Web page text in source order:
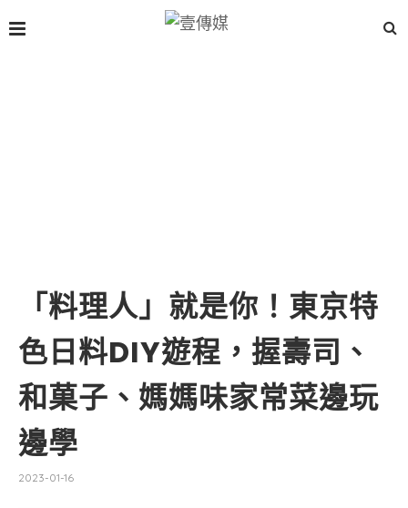
「料理人」就是你！東京特
色日料DIY遊程，握壽司、
和菓子、媽媽味家常菜邊玩
邊學
2023-01-16